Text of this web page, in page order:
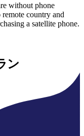
without phone
country and
a satellite phone.
ン